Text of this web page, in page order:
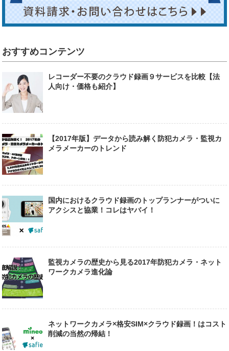
おすすめコンテンツ
レコーダー不要のクラウド録画９サービスを比較【法
人向け・価格も紹介】
【2017年版】データから読み解く防犯カメラ・監視カ
メラメーカーのトレンド
国内におけるクラウド録画のトップランナーがついに
アクシスと協業！コレはヤバイ！
監視カメラの歴史から見る2017年防犯カメラ・ネット
ワークカメラ進化論
ネットワークカメラ×格安SIM×クラウド録画！はコスト
削減の当然の帰結！